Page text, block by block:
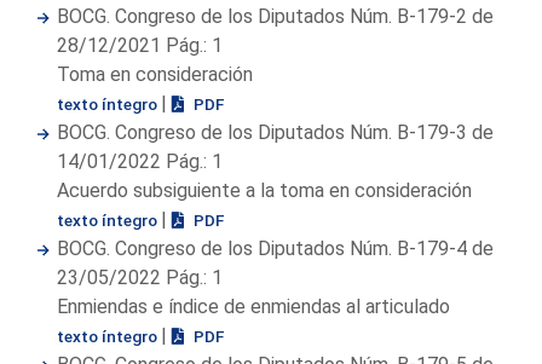
BOCG. Congreso de los Diputados Núm. B-179-2 de
28/12/2021 Pág.: 1
Toma en consideración
texto íntegro | PDF
BOCG. Congreso de los Diputados Núm. B-179-3 de
14/01/2022 Pág.: 1
Acuerdo subsiguiente a la toma en consideración
texto íntegro | PDF
BOCG. Congreso de los Diputados Núm. B-179-4 de
23/05/2022 Pág.: 1
Enmiendas e índice de enmiendas al articulado
texto íntegro | PDF